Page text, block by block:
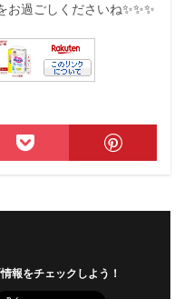
お過ごしくださいね✨✨✨
報をチェックしよう！